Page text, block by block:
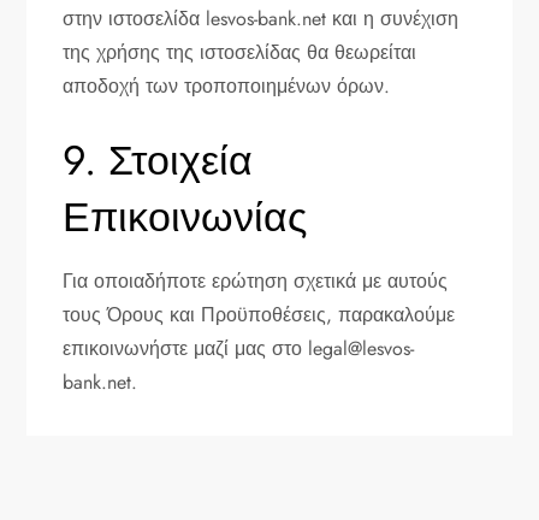
στην ιστοσελίδα lesvos-bank.net και η συνέχιση
της χρήσης της ιστοσελίδας θα θεωρείται
αποδοχή των τροποποιημένων όρων.
9. Στοιχεία
Επικοινωνίας
Για οποιαδήποτε ερώτηση σχετικά με αυτούς
τους Όρους και Προϋποθέσεις, παρακαλούμε
επικοινωνήστε μαζί μας στο legal@lesvos-
bank.net.